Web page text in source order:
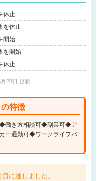
休止
を休止
開始
を開始
休止
28日 更新
特徴
働き方相談可◆副業可◆ア
ー通勤可◆ワークライフバ
に達しました。